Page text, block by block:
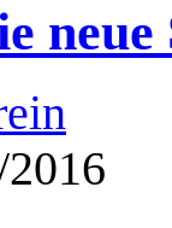
neue